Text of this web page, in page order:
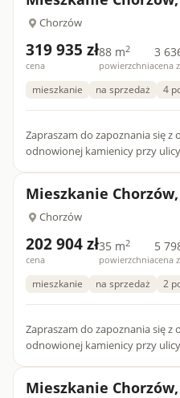
Chorzów
319 935 zł
cena
88 m2
powierzchnia
3
cena
mieszkanie na sprzedaż 4
Zapraszam do zapoznania się z
odnowionej kamienicy przy
Mieszkanie
Chorzów
202 904 zł
cena
35 m2
powierzchnia
5
cena
mieszkanie na sprzedaż 2
Zapraszam do zapoznania się z
odnowionej kamienicy przy
Mieszkanie